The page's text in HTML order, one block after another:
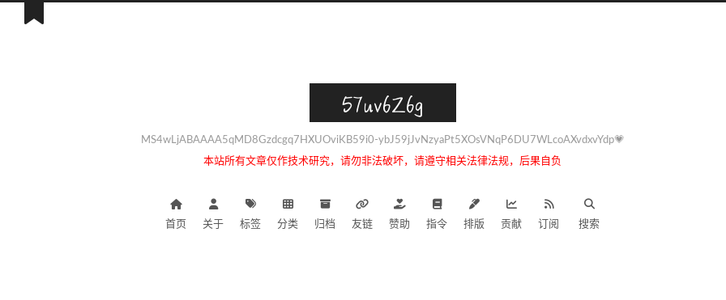
57uv6Z6g
MS4wLjABAAAA5qMD8Gzdcgq7HXUOviKB59i0-ybJ59jJvNzyaPt5XOsVNqP6DU7WLcoAXvdxvYdp💗
本站所有文章仅作技术研究，请勿非法破坏，请遵守相关法律法规，后果自负
首页 关于 标签 分类 归档 友链 赞助 指令 排版 贡献 订阅 搜索